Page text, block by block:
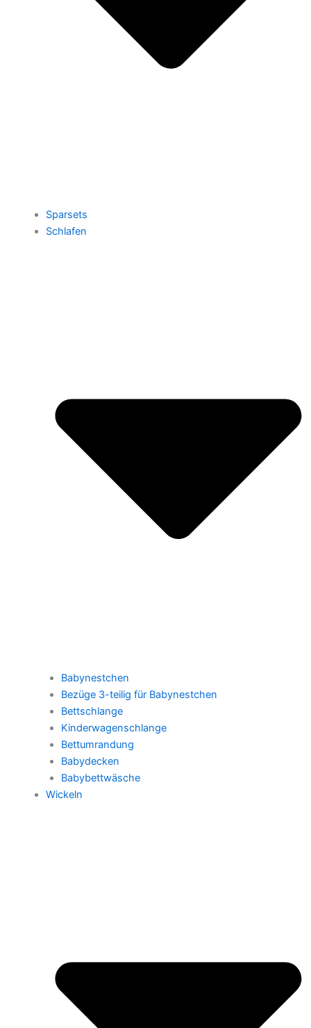
Sparsets
Schlafen
Babynestchen
Bezüge 3-teilig für Babynestchen
Bettschlange
Kinderwagenschlange
Bettumrandung
Babydecken
Babybettwäsche
Wickeln